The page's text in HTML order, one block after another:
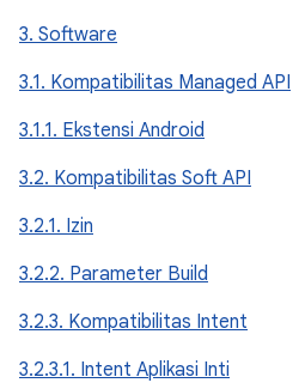
3. Software
3.1. Kompatibilitas Managed API
3.1.1. Ekstensi Android
3.2. Kompatibilitas Soft API
3.2.1. Izin
3.2.2. Parameter Build
3.2.3. Kompatibilitas Intent
3.2.3.1. Intent Aplikasi Inti